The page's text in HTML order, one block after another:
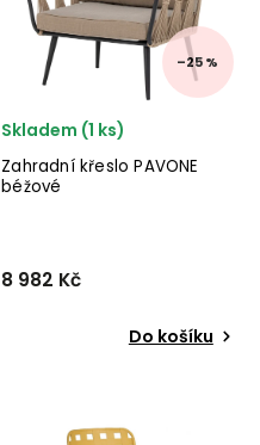
–25 %
Zahradní křeslo PAVONE
béžové
Skladem (1 ks)
8 982 Kč
Do košíku
BLOOMINGVILLE v provedení